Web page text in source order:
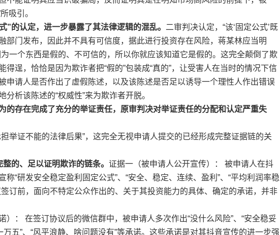
吸引。
”的认定，进一步暴露了其法律逻辑的混乱。 二审判决认定，“该‘固定公式’既
部门发布，因此并不具有可信度，据此进行投资存在风险，蒋某林应当明
一个东西是假的、不可信的，所以你就应该知道它是假的。这完全颠倒了欺
得逞，恰恰是因为欺诈者把“假的”包装成“真的”，让受害人在当时的情况下信
申请人是否作出了虚假陈述，以及该陈述是否足以诱导一个理性人作出错误
析该陈述的“权威性”来为欺诈者开脱。
的存在完成了充分的举证责任，原审判决对举证责任的分配和认定严重失
举证不能的法律后果”，这完全无视申请人提交的已经形成完整证据链的关
的、足以证明欺诈的链条。 证据一（被申请人公开宣传）： 被申请人在抖
“研发安全稳定盈利固定公式”、“安全、稳定、连续、盈利”、“平均利润率稳
订前，面向不特定公众作出的、关于其投资能力的具体、确定的承诺，并非
： 在签订协议后的微信群中，被申请人多次作出“没什么风险”、“安全稳妥
万五”、“风平浪静、啥问题没有”等承诺。这些承诺是对其抖音宣传的进一步强